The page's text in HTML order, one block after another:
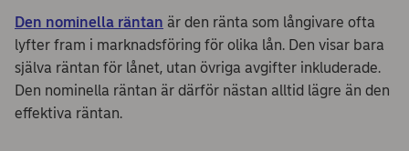
Den nominella räntan är den ränta som långivare ofta
lyfter fram i marknadsföring för olika lån. Den visar bara
själva räntan för lånet, utan övriga avgifter inkluderade.
Den nominella räntan är därför nästan alltid lägre än den
effektiva räntan.